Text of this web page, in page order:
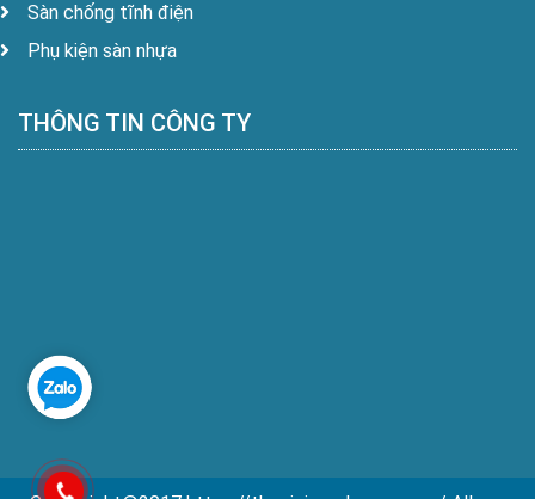
Sàn chống tĩnh điện
Phụ kiện sàn nhựa
THÔNG TIN CÔNG TY